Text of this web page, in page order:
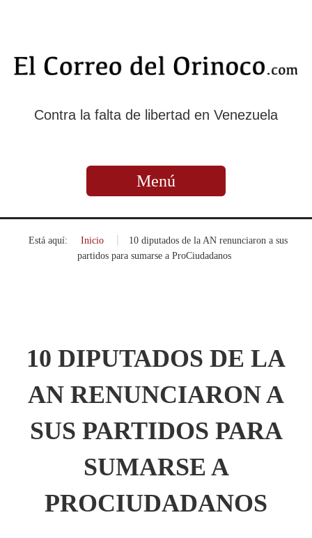
Contra la falta de libertad en Venezuela
Menú
Está aquí: Inicio
10 diputados de la AN renunciaron a sus
partidos para sumarse a ProCiudadanos
10 DIPUTADOS DE LA
AN RENUNCIARON A
SUS PARTIDOS PARA
SUMARSE A
PROCIUDADANOS